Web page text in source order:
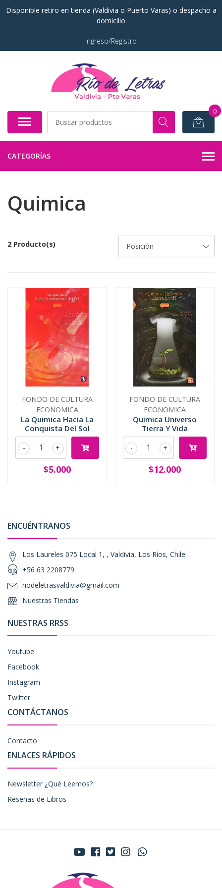
Disponible retiro en tienda (Valdivia o Puerto Varas) o despacho a
domicilio
Ingreso/Registro
0
CATEGORÍAS
Quimica
2 Producto(s)
FONDO DE CULTURA
ECONOMICA
La Quimica Hacia La
Conquista Del Sol
+
-
$5.000
FONDO DE CULTURA
ECONOMICA
Quimica Universo
Tierra Y Vida
+
-
$12.000
ENCUÉNTRANOS
Los Laureles 075 Local 1, , Valdivia, Los Ríos, Chile
+56 63 2208779
riodeletrasvaldivia@gmail.com
Nuestras Tiendas
NUESTRAS RRSS
Youtube
Facebook
Instagram
Twitter
CONTÁCTANOS
Contacto
ENLACES RÁPIDOS
Newsletter ¿Qué Leemos?
Reseñas de Libros